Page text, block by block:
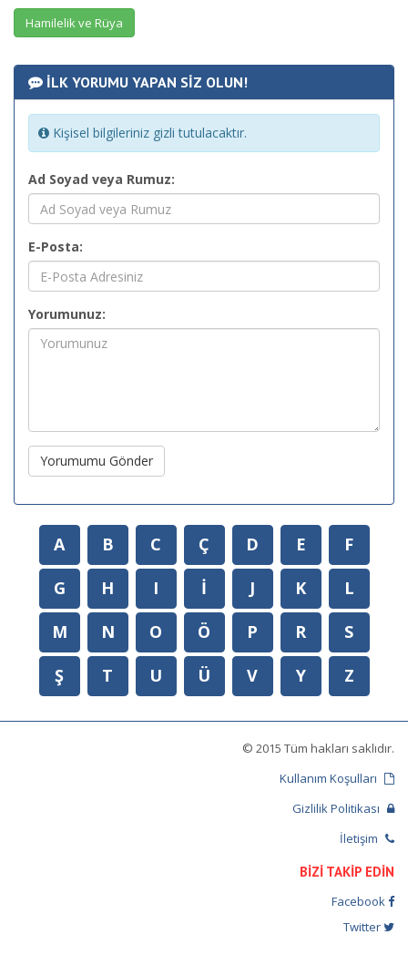
Hamilelik ve Rüya
İLK YORUMU YAPAN SİZ OLUN!
Kişisel bilgileriniz gizli tutulacaktır.
Ad Soyad veya Rumuz:
E-Posta:
Yorumunuz:
Yorumumu Gönder
A B C Ç D E
F
G
H I İ J K
L
M
N O Ö P R
S
Ş
T U Ü V Y Z
© 2015 Tüm hakları saklıdır.
Kullanım Koşulları
Gizlilik Politikası
İletişim
BİZİ TAKİP EDİN
Facebook
Twitter